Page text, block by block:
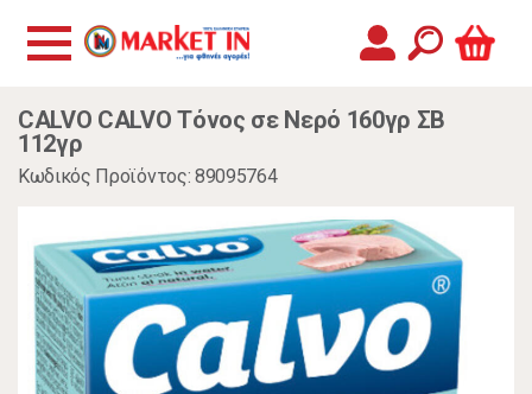
CALVO CALVO Τόνος σε Νερό 160γρ ΣΒ
112γρ
Κωδικός Προϊόντος: 89095764